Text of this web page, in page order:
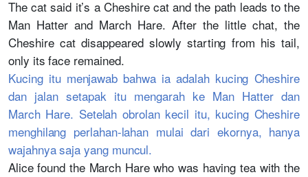
The cat said it’s a Cheshire cat and the path leads to the
Man Hatter and March Hare. After the little chat, the
Cheshire cat disappeared slowly starting from his tail,
only its face remained.
Kucing itu menjawab bahwa ia adalah kucing Cheshire
dan jalan setapak itu mengarah ke Man Hatter dan
March Hare. Setelah obrolan kecil itu, kucing Cheshire
menghilang perlahan-lahan mulai dari ekornya, hanya
wajahnya saja yang muncul.
Alice found the March Hare who was having tea with the